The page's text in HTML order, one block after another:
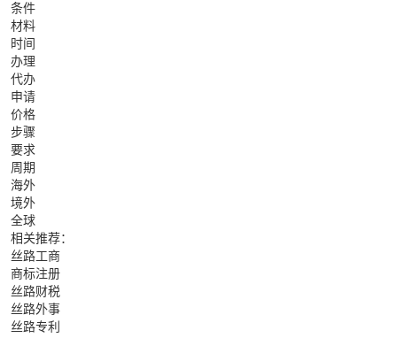
条件
材料
时间
办理
代办
申请
价格
步骤
要求
周期
海外
境外
全球
相关推荐：
丝路工商
商标注册
丝路财税
丝路外事
丝路专利